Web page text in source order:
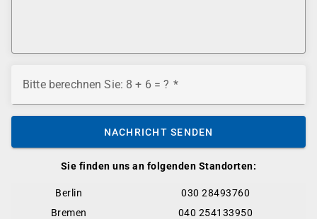
Sie finden uns an folgenden Standorten:
Berlin
030 28493760
Bremen
040 254133950
Bitte berechnen Sie: 8 + 6 = ?
NACHRICHT SENDEN